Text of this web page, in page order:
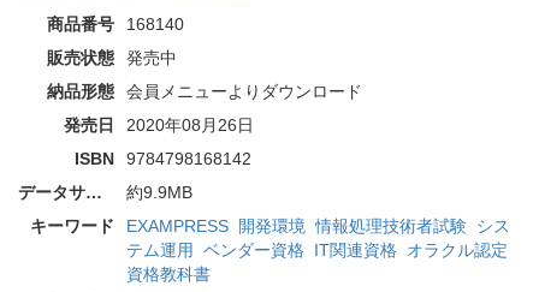
商品番号
168140
販売状態
発売中
納品形態
会員メニューよりダウンロード
発売日
2020年08月26日
ISBN
9784798168142
データサイズ
約9.9MB
キーワード
EXAMPRESS 開発環境 情報処理技術者試験 シス
テム運用
ベンダー資格 IT関連資格 オラクル認定
資格教科書